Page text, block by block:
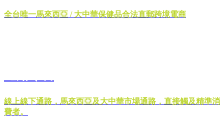
全台唯一馬來西亞 / 大中華保健品合法直郵跨境電商
線上線下通路，馬來西亞及大中華市場通路，直接觸及精準消
費者。